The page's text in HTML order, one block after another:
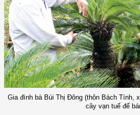
Gia đình bà Bùi Thị Đông (thôn Bách Tính,
cây vạn tuế để